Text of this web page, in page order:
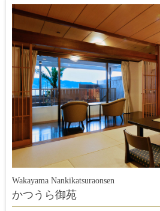
Wakayama Nankikatsuraonsen
かつうら御苑